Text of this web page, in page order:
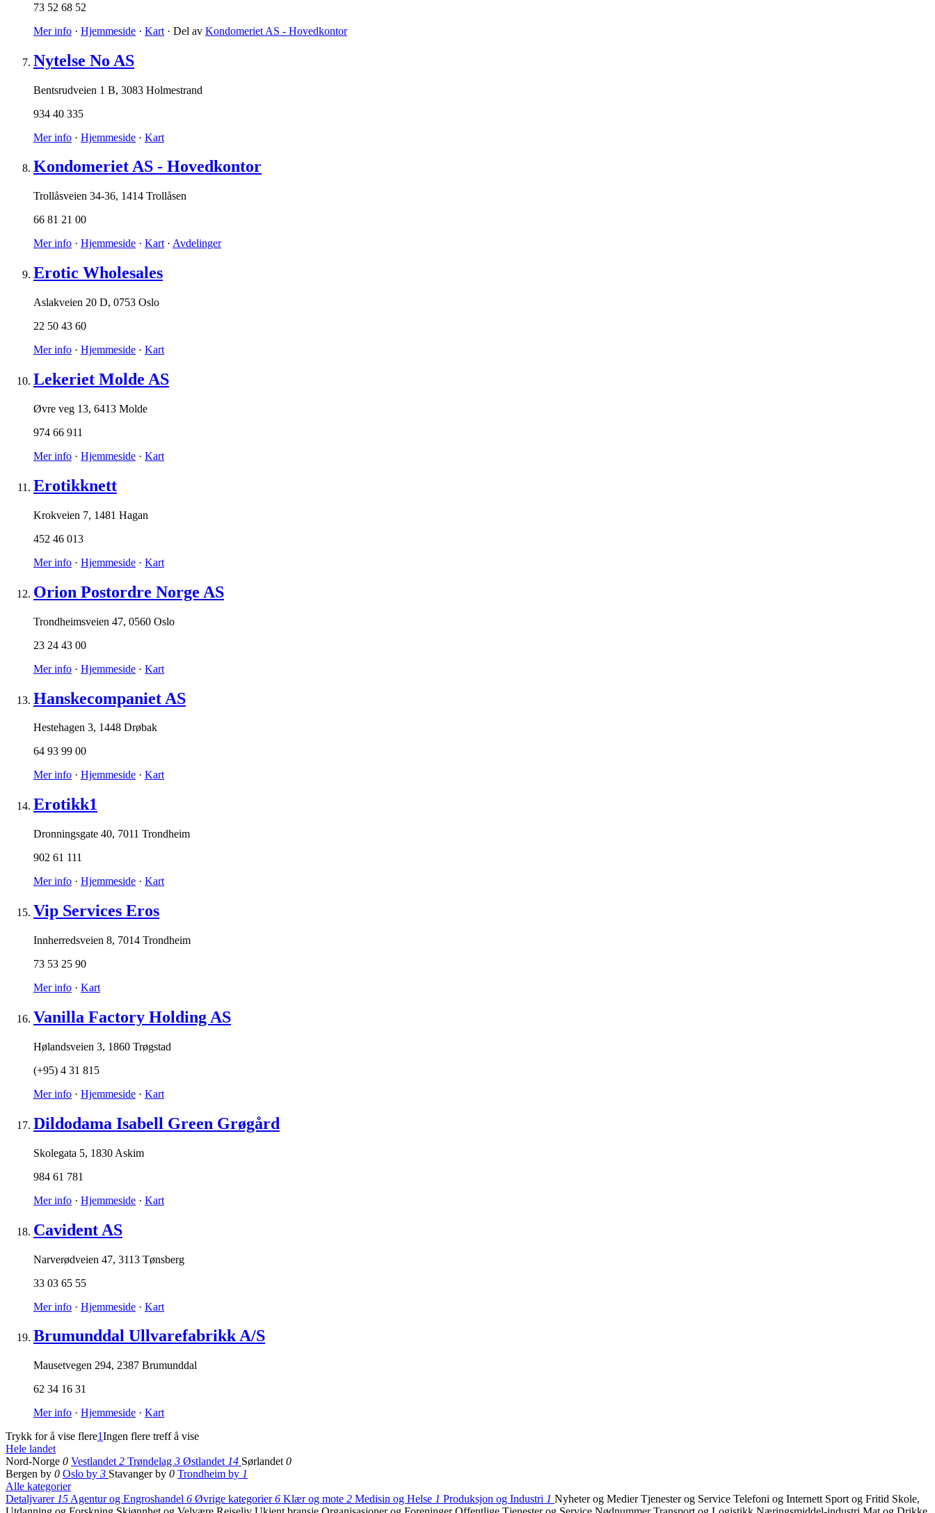
73 52 68 52
Mer info · Hjemmeside · Kart · Del av Kondomeriet AS - Hovedkontor
Nytelse No AS
Bentsrudveien 1 B, 3083 Holmestrand
934 40 335
Mer info · Hjemmeside · Kart
Kondomeriet AS - Hovedkontor
Trollåsveien 34-36, 1414 Trollåsen
66 81 21 00
Mer info · Hjemmeside · Kart · Avdelinger
Erotic Wholesales
Aslakveien 20 D, 0753 Oslo
22 50 43 60
Mer info · Hjemmeside · Kart
Lekeriet Molde AS
Øvre veg 13, 6413 Molde
974 66 911
Mer info · Hjemmeside · Kart
Erotikknett
Krokveien 7, 1481 Hagan
452 46 013
Mer info · Hjemmeside · Kart
Orion Postordre Norge AS
Trondheimsveien 47, 0560 Oslo
23 24 43 00
Mer info · Hjemmeside · Kart
Hanskecompaniet AS
Hestehagen 3, 1448 Drøbak
64 93 99 00
Mer info · Hjemmeside · Kart
Erotikk1
Dronningsgate 40, 7011 Trondheim
902 61 111
Mer info · Hjemmeside · Kart
Vip Services Eros
Innherredsveien 8, 7014 Trondheim
73 53 25 90
Mer info · Kart
Vanilla Factory Holding AS
Hølandsveien 3, 1860 Trøgstad
(+95) 4 31 815
Mer info · Hjemmeside · Kart
Dildodama Isabell Green Grøgård
Skolegata 5, 1830 Askim
984 61 781
Mer info · Hjemmeside · Kart
Cavident AS
Narverødveien 47, 3113 Tønsberg
33 03 65 55
Mer info · Hjemmeside · Kart
Brumunddal Ullvarefabrikk A/S
Mausetvegen 294, 2387 Brumunddal
62 34 16 31
Mer info · Hjemmeside · Kart
Trykk for å vise flere1Ingen flere treff å vise
Hele landet
Nord-Norge 0 Vestlandet 2 Trøndelag 3 Østlandet 14 Sørlandet 0
Bergen by 0 Oslo by 3 Stavanger by 0 Trondheim by 1
Alle kategorier
Detaljvarer 15 Agentur og Engroshandel 6 Øvrige kategorier6 Klær og mote 2 Medisin og Helse 1 Produksjon og Industri 1 Nyheter og MedierTjenester og Service Telefoni og Internett Sport og Fritid Skole,